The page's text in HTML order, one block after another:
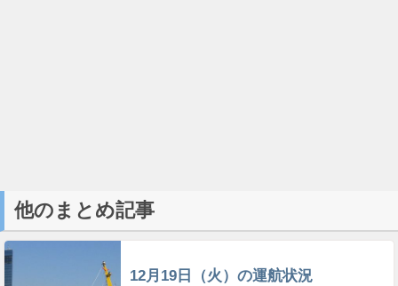
他のまとめ記事
12月19日（火）の運航状況